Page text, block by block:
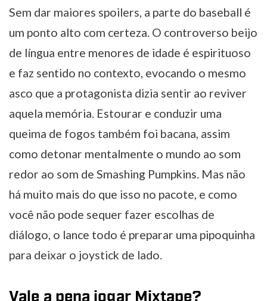
Sem dar maiores spoilers, a parte do baseball é
um ponto alto com certeza. O controverso beijo
de língua entre menores de idade é espirituoso
e faz sentido no contexto, evocando o mesmo
asco que a protagonista dizia sentir ao reviver
aquela memória. Estourar e conduzir uma
queima de fogos também foi bacana, assim
como detonar mentalmente o mundo ao som
redor ao som de Smashing Pumpkins. Mas não
há muito mais do que isso no pacote, e como
você não pode sequer fazer escolhas de
diálogo, o lance todo é preparar uma pipoquinha
para deixar o joystick de lado.
Vale a pena jogar Mixtape?